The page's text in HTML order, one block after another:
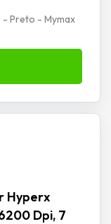
- Preto - Mymax
Hyperx
Dpi, 7